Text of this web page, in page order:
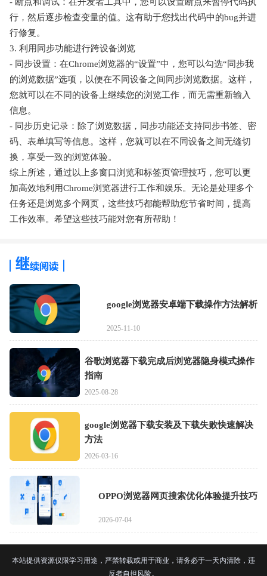
- 断点和调试：在开发者工具中，您可以设置断点来暂停代码执
行，然后逐步检查变量的值。这有助于您找出代码中的bug并进
行修复。
3. 利用同步功能进行跨设备浏览
- 同步设置：在Chrome浏览器的“设置”中，您可以勾选“同步我
的浏览数据”选项，以便在不同设备之间同步浏览数据。这样，
您就可以在不同的设备上继续您的浏览工作，而无需重新输入
信息。
- 同步历史记录：除了浏览数据，同步功能还支持同步书签、密
码、表单填写等信息。这样，您就可以在不同设备之间无缝切
换，享受一致的浏览体验。
综上所述，通过以上多窗口浏览和标签页管理技巧，您可以更
加高效地利用Chrome浏览器进行工作和娱乐。无论是处理多个
任务还是浏览多个网页，这些技巧都能帮助您节省时间，提高
工作效率。希望这些技巧能对您有所帮助！
google浏览器安卓端下载操作方法解析
2025-11-10
谷歌浏览器下载完成后浏览器隐身模式操作
指南
2025-08-28
google浏览器下载安装及下载失败快速解决
方法
2026-03-16
OPPO浏览器网页搜索优化体验提升技巧
2026-07-04
本站提供资源仅限学习用途，严禁转载或用于商业，请务必于一天内清除，违
反者自担风险。